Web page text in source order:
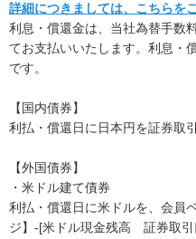
詳細につきましては、こちらを
利息・償還金は、当社為替手数
てお支払いいたします。利息・
です。
【国内債券】
利払・償還日に日本円を証券取
【外国債券】
・米ドル建て債券
利払・償還日に米ドルを、会員
ジ】-[米ドル現金残高 証券取引